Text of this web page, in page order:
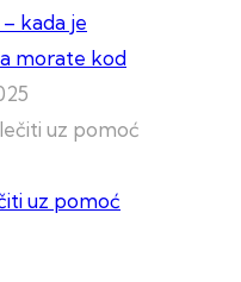
kada je
morate kod
uz pomoć